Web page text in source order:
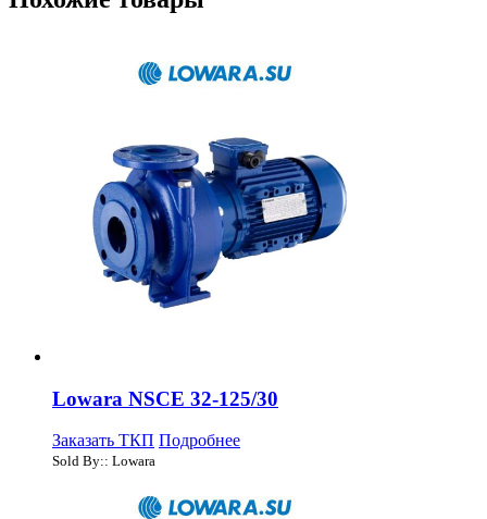
Lowara NSCE 32-125/30
Заказать ТКП Подробнее
Sold By:: Lowara